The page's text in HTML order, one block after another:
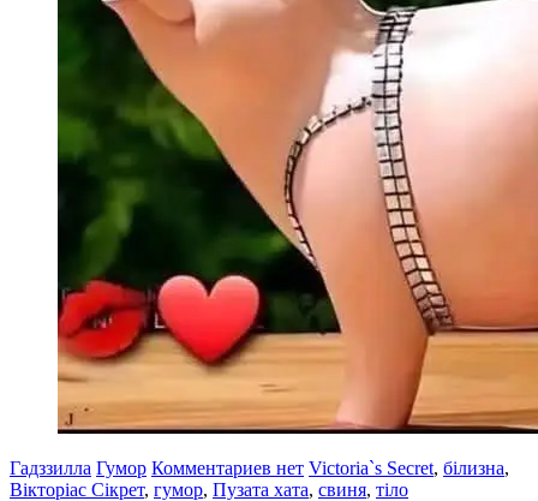
Гадззилла Гумор Комментариев нет Victoria`s Secret, білизна,
Вікторіас Сікрет, гумор, Пузата хата, свиня, тіло